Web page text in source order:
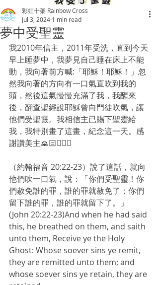
夢中受聖靈
彩虹十架 Rainbow Cross
Jul 3, 2024 1 min read
我2010年信主，2011年受洗，直到今天
早上睡夢中，我夢見自己睡在床上不能
動，我向著前方喊:「耶穌！耶穌！」忽
然我向著的方向有一口氣直吹到我的
頭，然後這氣慢慢充滿了我，我醒來
後，翻查聖經說耶穌曾向門徒吹氣，讓
他們受聖靈。我相信主已賜下聖靈給
我，我特別畫了這畫，紀念這一天。感
謝讚美主🙏🏻🙇🏻‍♀️
（約翰福音 20:22-23）說了這話，就向
他們吹一口氣，說：「你們受聖靈！你
們赦免誰的罪，誰的罪就赦免了；你們
留下誰的罪，誰的罪就留下了。」
(John 20:22-23)And when he had said
this, he breathed on them, and saith
unto them, Receive ye the Holy
Ghost: Whose soever sins ye remit,
they are remitted unto them; and
whose soever sins ye retain, they are